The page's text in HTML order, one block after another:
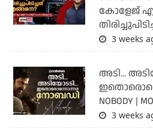
കോളേജ്
3 weeks
അടി...
NOBODY |
3 weeks